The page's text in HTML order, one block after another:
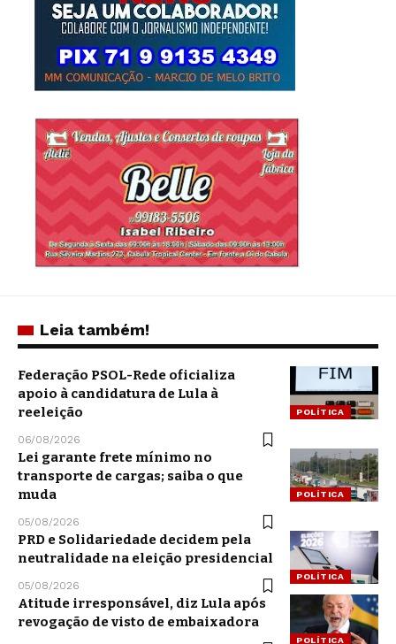
Leia também!
POLÍTICA
Federação PSOL-Rede oficializa
apoio à candidatura de Lula à
reeleição
06/08/2026
POLÍTICA
Lei garante frete mínimo no
transporte de cargas; saiba o que
muda
05/08/2026
POLÍTICA
PRD e Solidariedade decidem pela
neutralidade na eleição presidencial
05/08/2026
POLÍTICA
Atitude irresponsável, diz Lula após
revogação de visto de embaixadora